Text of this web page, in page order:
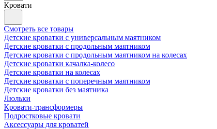
Кровати
Смотреть все товары
Детские кроватки с универсальным маятником
Детские кроватки с продольным маятником
Детские кроватки с продольным маятником на колесах
Детские кроватки качалка-колесо
Детские кроватки на колесах
Детские кроватки с поперечным маятником
Детские кроватки без маятника
Люльки
Кровати-трансформеры
Подростковые кровати
Аксессуары для кроватей